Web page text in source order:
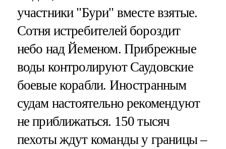
участники "Бури" вместе взятые.
Сотня истребителей бороздит
небо над Йеменом. Прибрежные
воды контролируют Саудовские
боевые корабли. Иностранным
судам настоятельно рекомендуют
не приближаться. 150 тысяч
пехоты ждут команды у границы –